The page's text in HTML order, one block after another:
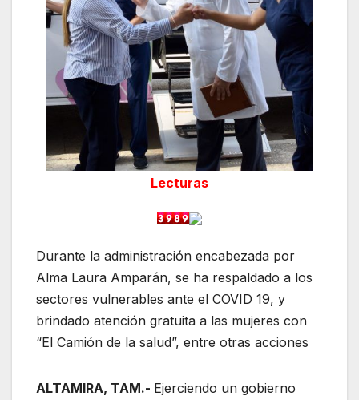
Lecturas
Durante la administración encabezada por
Alma Laura Amparán, se ha respaldado a los
sectores vulnerables ante el COVID 19, y
brindado atención gratuita a las mujeres con
“El Camión de la salud”, entre otras acciones
ALTAMIRA, TAM.- Ejerciendo un gobierno